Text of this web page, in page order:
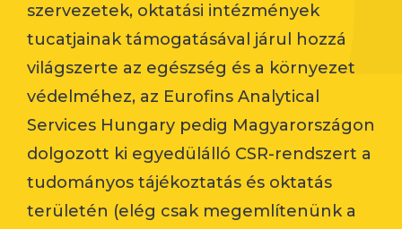
szervezetek, oktatási intézmények
tucatjainak támogatásával járul hozzá
világszerte az egészség és a környezet
védelméhez, az Eurofins Analytical
Services Hungary pedig Magyarországon
dolgozott ki egyedülálló CSR-rendszert a
tudományos tájékoztatás és oktatás
területén (elég csak megemlítenünk a